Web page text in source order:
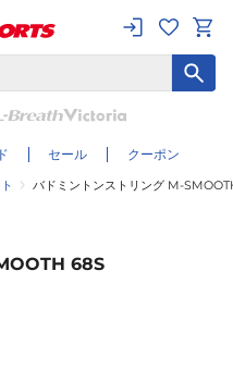
セール クーポン
バドミントンストリング M-
68S